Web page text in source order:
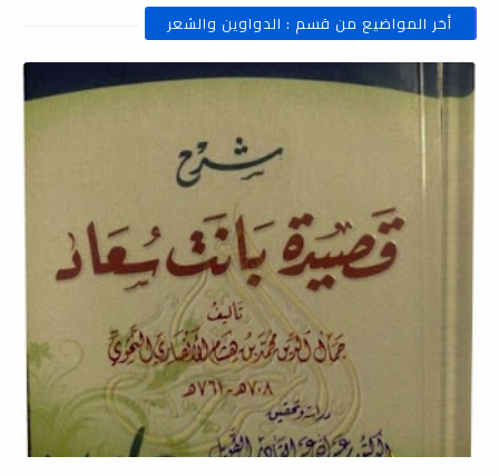
أخر المواضيع من قسم : الدواوين والشعر